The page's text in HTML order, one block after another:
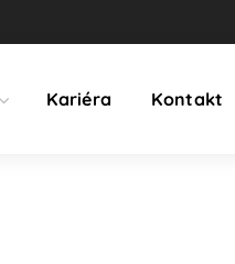
Kariéra Kontakt